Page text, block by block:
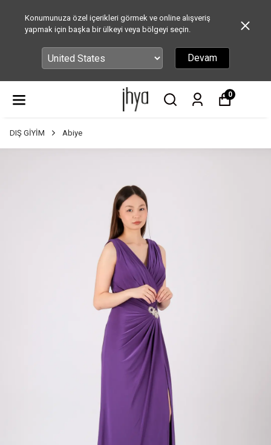
Konumunuza özel içerikleri görmek ve online alışveriş
yapmak için başka bir ülkeyi veya bölgeyi seçin.
Devam
0
DIŞ GİYİM Abiye